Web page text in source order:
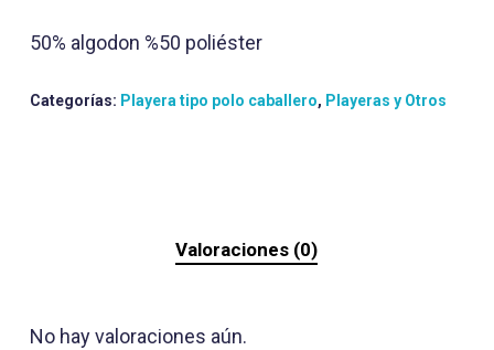
50% algodon %50 poliéster
Categorías: Playera tipo polo caballero, Playeras y Otros
Valoraciones (0)
No hay valoraciones aún.